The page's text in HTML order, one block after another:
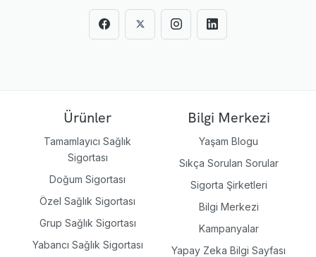
Ürünler
Tamamlayıcı Sağlık
Sigortası
Doğum Sigortası
Özel Sağlık Sigortası
Grup Sağlık Sigortası
Yabancı Sağlık Sigortası
Bilgi Merkezi
Yaşam Blogu
Sıkça Sorulan Sorular
Sigorta Şirketleri
Bilgi Merkezi
Kampanyalar
Yapay Zeka Bilgi Sayfası